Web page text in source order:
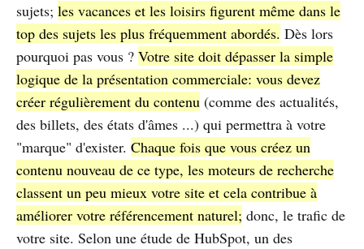
sujets; les vacances et les loisirs figurent même dans le
top des sujets les plus fréquemment abordés. Dès lors
pourquoi pas vous ? Votre site doit dépasser la simple
logique de la présentation commerciale: vous devez
créer régulièrement du contenu (comme des actualités,
des billets, des états d'âmes ...) qui permettra à votre
"marque" d'exister. Chaque fois que vous créez un
contenu nouveau de ce type, les moteurs de recherche
classent un peu mieux votre site et cela contribue à
améliorer votre référencement naturel; donc, le trafic de
votre site. Selon une étude de HubSpot, un des